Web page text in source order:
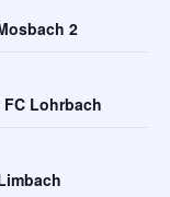
2
Lohrbach